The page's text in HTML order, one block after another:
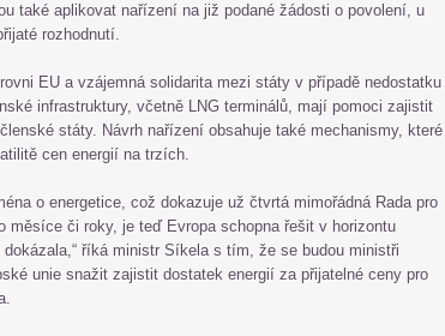
také aplikovat nařízení na již podané žádosti o povolení, u
rozhodnutí.
EU a vzájemná solidarita mezi státy v případě nedostatku
infrastruktury, včetně LNG terminálů, mají pomoci zajistit
státy. Návrh nařízení obsahuje také mechanismy, které
cen energií na trzích.
o energetice, což dokazuje už čtvrtá mimořádná Rada pro
měsíce či roky, je teď Evropa schopna řešit v horizontu
říká ministr Síkela s tím, že se budou ministři
unie snažit zajistit dostatek energií za přijatelné ceny pro
Kurzy.cz